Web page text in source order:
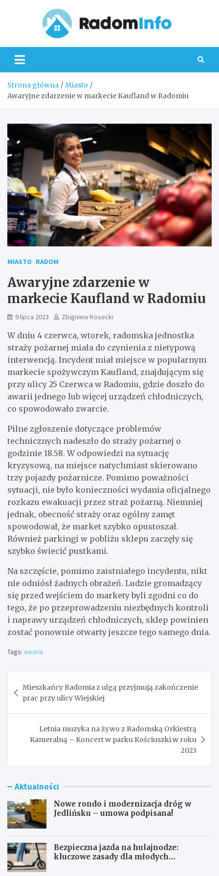
Strona główna
Miasto
Awaryjne zdarzenie w markecie Kaufland w Radomiu
MIASTO RADOM
Awaryjne zdarzenie w
markecie Kaufland w Radomiu
9 lipca 2023 Zbigniew Kosecki
W dniu 4 czerwca, wtorek, radomska jednostka
straży pożarnej miała do czynienia z nietypową
interwencją. Incydent miał miejsce w popularnym
markecie spożywczym Kaufland, znajdującym się
przy ulicy 25 Czerwca w Radomiu, gdzie doszło do
awarii jednego lub więcej urządzeń chłodniczych,
co spowodowało zwarcie.
Pilne zgłoszenie dotyczące problemów
technicznych nadeszło do straży pożarnej o
godzinie 18.58. W odpowiedzi na sytuację
kryzysową, na miejsce natychmiast skierowano
trzy pojazdy pożarnicze. Pomimo poważności
sytuacji, nie było konieczności wydania oficjalnego
rozkazu ewakuacji przez straż pożarną. Niemniej
jednak, obecność straży oraz ogólny zamęt
spowodował, że market szybko opustoszał.
Również parkingi w pobliżu sklepu zaczęły się
szybko świecić pustkami.
Na szczęście, pomimo zaistniałego incydentu, nikt
nie odniósł żadnych obrażeń. Ludzie gromadzący
się przed wejściem do markety byli zgodni co do
tego, że po przeprowadzeniu niezbędnych kontroli
i naprawy urządzeń chłodniczych, sklep powinien
zostać ponownie otwarty jeszcze tego samego dnia.
Tags: awaria
wpisu
Mieszkańcy Radomia z ulgą przyjmują zakończenie
prac przy ulicy Wiejskiej
Letnia muzyka na żywo z Radomską Orkiestrą
Kameralną – Koncert w parku Kościuszki w roku
2023
Aktualności
Nowe rondo i modernizacja dróg w
Jedlińsku – umowa podpisana!
Bezpieczna jazda na hulajnodze:
kluczowe zasady dla młodych